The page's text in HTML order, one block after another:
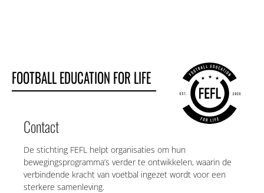
FOOTBALL EDUCATION FOR LIFE
Contact
De stichting FEFL helpt organisaties om hun
bewegingsprogramma’s verder te ontwikkelen, waarin de
verbindende kracht van voetbal ingezet wordt voor een
sterkere samenleving.